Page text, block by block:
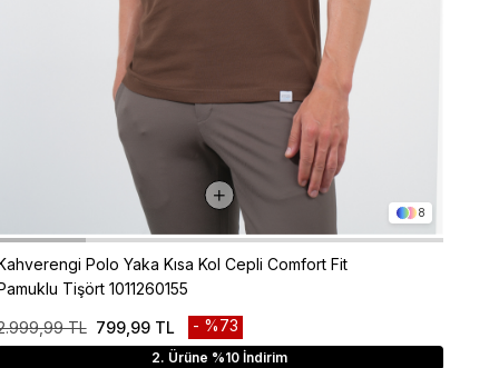
8
Polo Yaka Kısa Kol Cepli Comfort Fit
Tişört 1011260155
799,99 TL
TL %73
2. Ürüne %10 İndirim